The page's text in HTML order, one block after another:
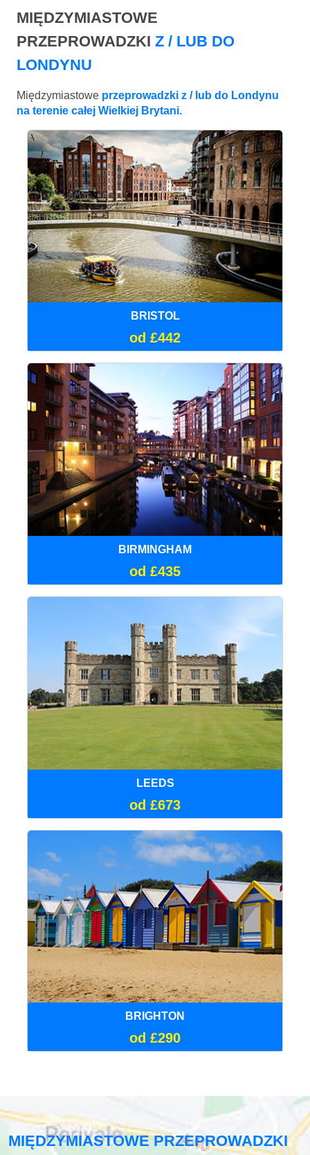
MIĘDZYMIASTOWE
PRZEPROWADZKI Z / LUB DO
LONDYNU
Międzymiastowe przeprowadzki z / lub do Londynu
na terenie całej Wielkiej Brytani.
BRISTOL
od £442
BIRMINGHAM
od £435
LEEDS
od £673
BRIGHTON
od £290
MIĘDZYMIASTOWE PRZEPROWADZKI